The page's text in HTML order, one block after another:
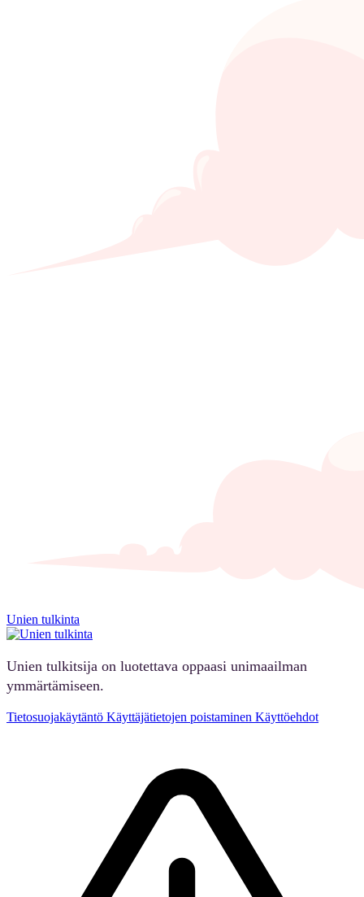
Unien tulkinta
Unien tulkitsija on luotettava oppaasi unimaailman
ymmärtämiseen.
Tietosuojakäytäntö Käyttäjätietojen poistaminen Käyttöehdot